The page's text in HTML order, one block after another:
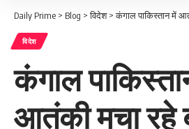
Daily Prime > Blog >विदेश>कंगाल पाकिस्तान में आतंकी मचा
विदेश
कंगाल
आतंकी मचा रहे